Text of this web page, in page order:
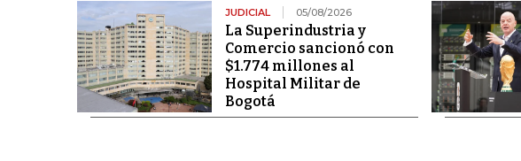
JUDICIAL 05/08/2026
La Superindustria y
Comercio sancionó con
$1.774 millones al
Hospital Militar de
Bogotá